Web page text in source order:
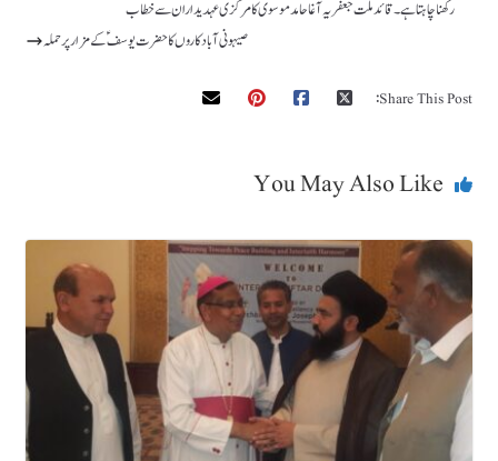
رکھنا چاہتا ہے۔ قائد ملت جعفریہ آغاحامد موسوی کامرکزی عہدیداران سے خطاب
صیہونی آبادکاروں کا حضرت یوسف ؑ کے مزار پر حملہ
Share This Post:
You May Also Like